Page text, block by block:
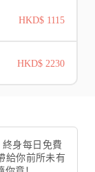
HKD$ 1115
HKD$ 2230
身每日免費
給你前所未有